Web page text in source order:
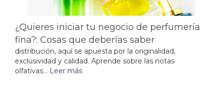
¿Quieres iniciar tu negocio de perfumería
fina?: Cosas que deberías saber
distribución, aquí se apuesta por la originalidad,
exclusividad y calidad. Aprende sobre las notas
olfativas... Leer más